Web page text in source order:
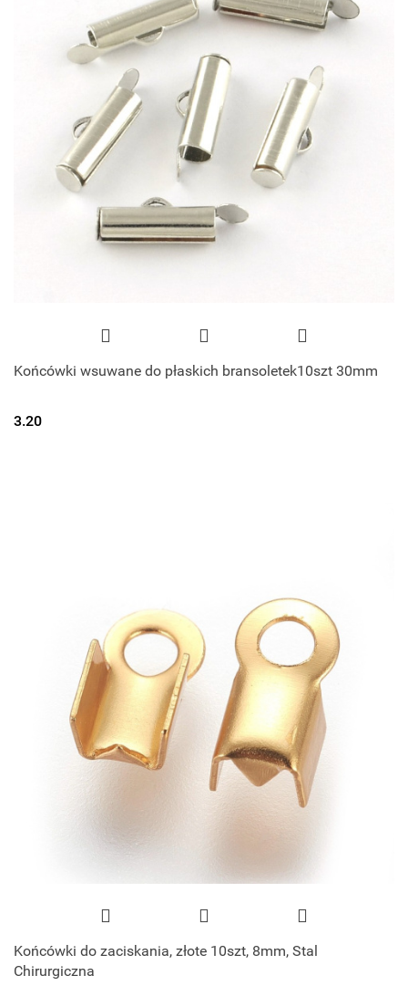
Końcówki wsuwane do płaskich bransoletek10szt 30mm
3.20
Końcówki do zaciskania, złote 10szt, 8mm, Stal
Chirurgiczna